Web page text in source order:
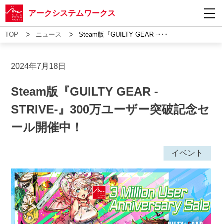
アークシステムワークス
TOP > ニュース > Steam版『GUILTY GEAR -･･･
2024年7月18日
Steam版『GUILTY GEAR -
STRIVE-』300万ユーザー突破記念セ
ール開催中！
イベント